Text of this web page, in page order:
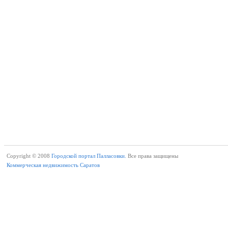
Copyright © 2008 Городской портал Палласовки. Все права защищены
Коммерческая недвижимость Саратов